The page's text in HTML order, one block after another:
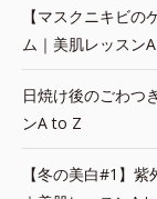
【マスクニキビ
ム｜美肌レッスン
日焼け後のごわつ
ンA to Z
【冬の美白#1】